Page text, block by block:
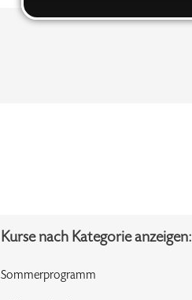
Kurse nach Kategorie anzeigen:
Sommerprogramm